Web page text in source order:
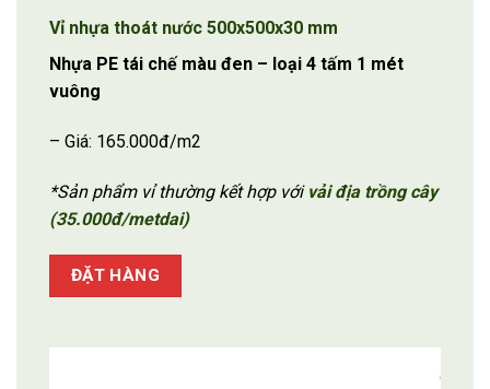
Vỉ nhựa thoát nước 500x500x30 mm
Nhựa PE tái chế màu đen – loại 4 tấm 1 mét
vuông
– Giá: 165.000đ/m2
*Sản phẩm vỉ thường kết hợp với vải địa trồng cây
(35.000đ/metdai)
ĐẶT HÀNG